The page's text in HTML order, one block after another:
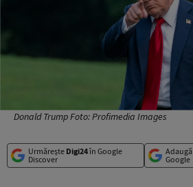
Donald Trump Foto: Profimedia Images
Urmărește Digi24în Google
Discover
Adaugă
Google